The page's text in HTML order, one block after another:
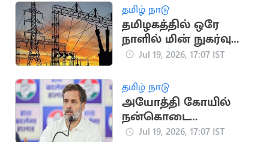
தமிழ் நாடு
தமிழகத்தில் ஒரே
நாளில் மின் நுகர்வு
475.45 மில்லியன்
Jul 19, 2026, 17:07 IST
தமிழ் நாடு
அயோத்தி கோயில்
நன்கொடை
விவகாரம்: பிரதமருக்கு
Jul 19, 2026, 17:07 IST